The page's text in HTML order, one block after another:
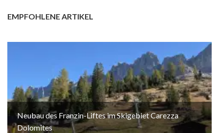
EMPFOHLENE ARTIKEL
Neubau des Franzin-Liftes im Skigebiet Carezza
Dolomites